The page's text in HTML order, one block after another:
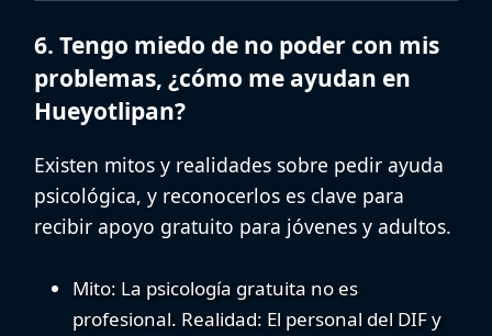
6. Tengo miedo de no poder con mis
problemas, ¿cómo me ayudan en
Hueyotlipan?
Existen mitos y realidades sobre pedir ayuda
psicológica, y reconocerlos es clave para
recibir apoyo gratuito para jóvenes y adultos.
Mito: La psicología gratuita no es
profesional. Realidad: El personal del DIF y